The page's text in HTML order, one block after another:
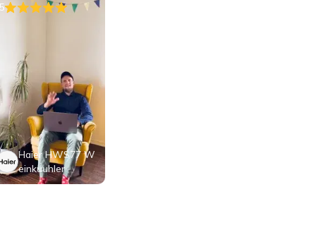
Haier HWS77 W
einkuuhler